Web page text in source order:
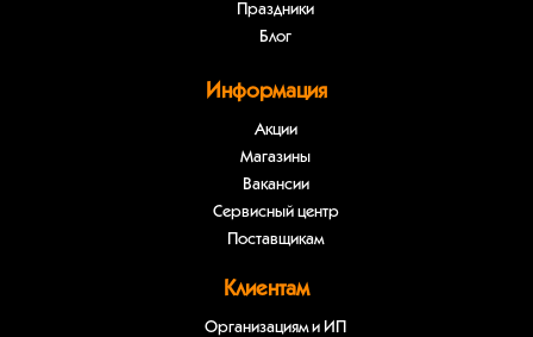
Праздники
Блог
Информация
Акции
Магазины
Вакансии
Сервисный центр
Поставщикам
Клиентам
Организациям и ИП